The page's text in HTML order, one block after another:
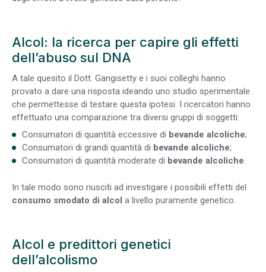
Alcol: la ricerca per capire gli effetti
dell’abuso sul DNA
A tale quesito il Dott. Gangisetty e i suoi colleghi hanno
provato a dare una risposta ideando uno studio sperimentale
che permettesse di testare questa ipotesi. I ricercatori hanno
effettuato una comparazione tra diversi gruppi di soggetti:
Consumatori di quantità eccessive di bevande alcoliche;
Consumatori di grandi quantità di bevande alcoliche;
Consumatori di quantità moderate di bevande alcoliche.
In tale modo sono riusciti ad investigare i possibili effetti del
consumo smodato di alcol a livello puramente genetico.
Alcol e predittori genetici
dell’alcolismo